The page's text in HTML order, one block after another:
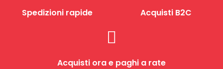
Spedizioni rapide Acquisti B2C
Acquisti ora e paghi a rate